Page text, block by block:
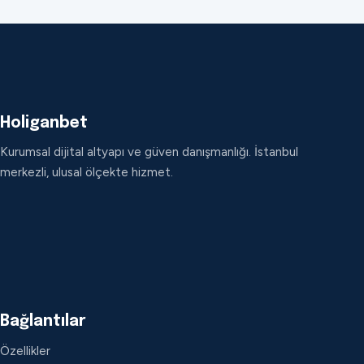
Holiganbet
Kurumsal dijital altyapı ve güven danışmanlığı. İstanbul
merkezli, ulusal ölçekte hizmet.
Bağlantılar
Özellikler